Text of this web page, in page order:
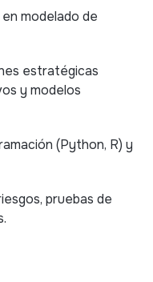
modelado de
estratégicas
y modelos
(Python, R) y
pruebas de